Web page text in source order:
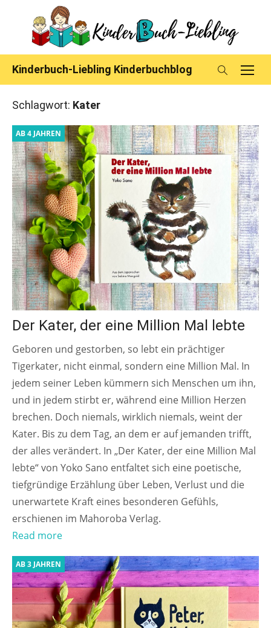
content
Kinderbuch-Liebling Kinderbuchblog
Schlagwort: Kater
AB 4 JAHREN
Der Kater, der eine Million Mal lebte
Geboren und gestorben, so lebt ein prächtiger
Tigerkater, nicht einmal, sondern eine Million Mal. In
jedem seiner Leben kümmern sich Menschen um ihn,
und in jedem stirbt er, während eine Million Herzen
brechen. Doch niemals, wirklich niemals, weint der
Kater. Bis zu dem Tag, an dem er auf jemanden trifft,
der alles verändert. In „Der Kater, der eine Million Mal
lebte“ von Yoko Sano entfaltet sich eine poetische,
tiefgründige Erzählung über Leben, Verlust und die
unerwartete Kraft eines besonderen Gefühls,
erschienen im Mahoroba Verlag.
Read more
AB 3 JAHREN